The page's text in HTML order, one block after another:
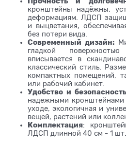
кронштейны надёжны,
деформациям. ЛДСП
и выцветания,
без потери вида.
Современный дизайн:
гладкой
вписывается в
классический стиль.
компактных помещений,
или рабочий кабинет.
Удобство и
надежными
уходе, экологичная и
вещей, растений или
Комплектация:
ЛДСП длинной 40 см - 1 шт.